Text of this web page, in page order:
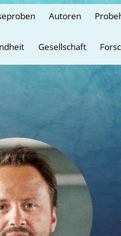
Autoren
Gesellschaft